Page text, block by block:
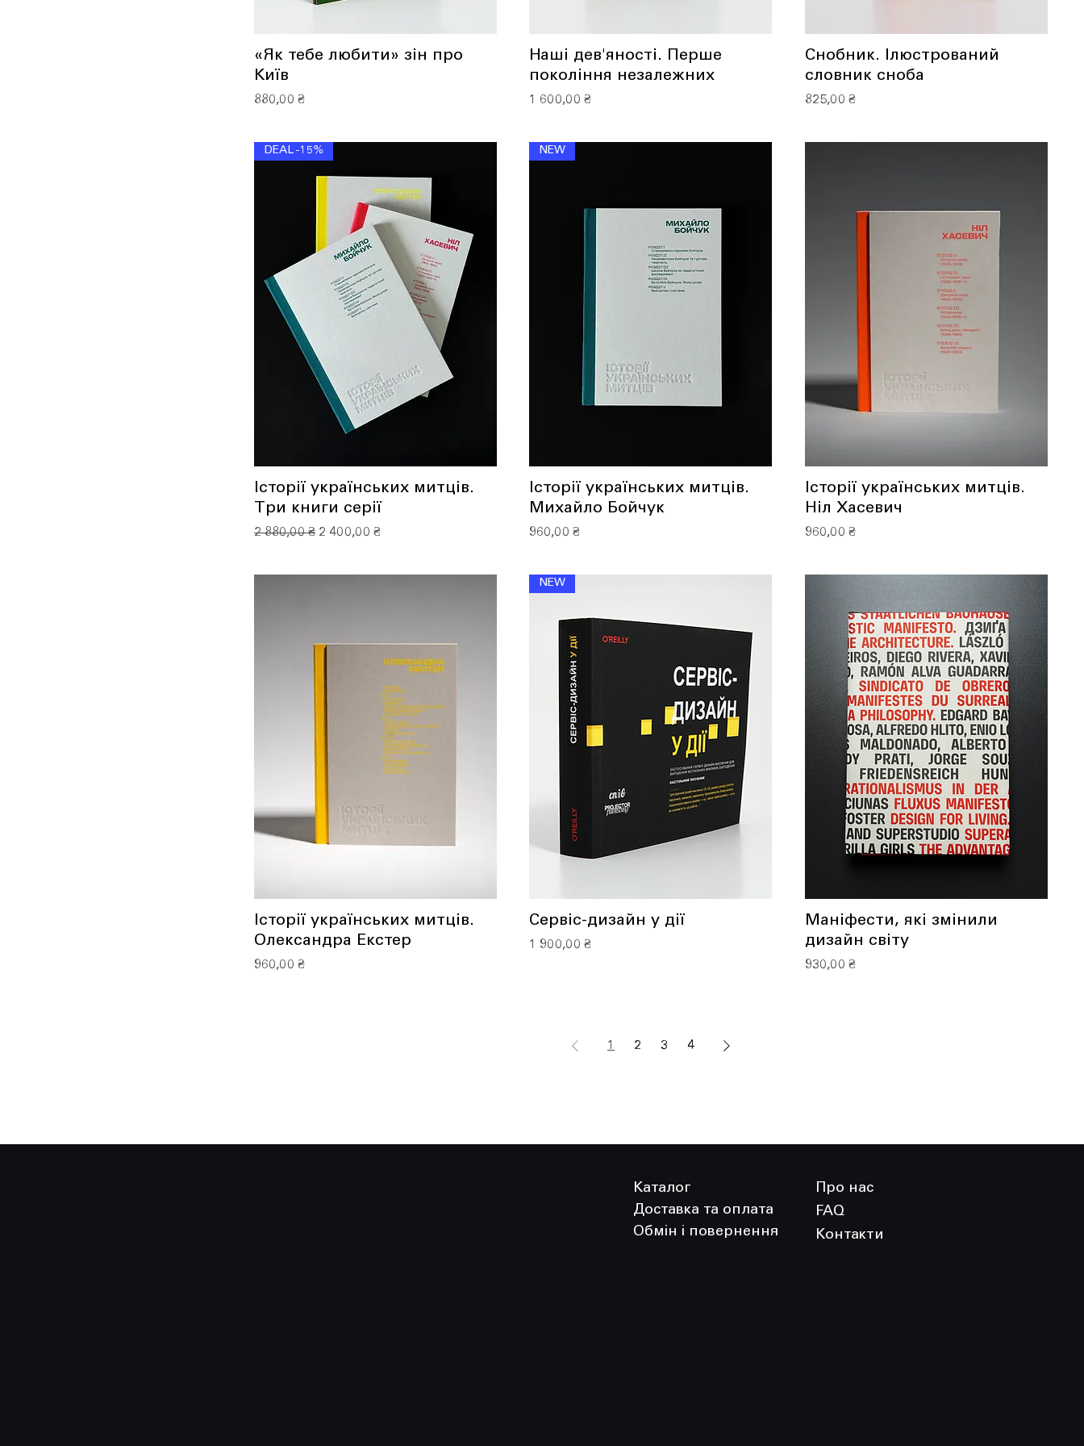
«Як тебе любити» зін про
Київ
Ціна
880,00 ₴
Наші дев'яності. Перше
покоління незалежних
Ціна
1 600,00 ₴
Снобник. Ілюстрований
словник сноба
Ціна
825,00 ₴
DEAL -15%
Історії українських митців.
Три книги серії
Звичайна ціна
2 880,00 ₴ За розпродажем
2 400,00 ₴
NEW
Історії українських митців.
Михайло Бойчук
Ціна
960,00 ₴
Історії українських митців.
Ніл Хасевич
Ціна
960,00 ₴
Історії українських митців.
Олександра Екстер
Ціна
960,00 ₴
NEW
Сервіс-дизайн у дії
Ціна
1 900,00 ₴
Маніфести, які змінили
дизайн світу
Ціна
930,00 ₴
1 2 3 4
Каталог
Доставка та оплата
Обмін і повернення
Про нас
FAQ
Контакти